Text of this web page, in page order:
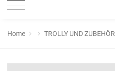
Home TROLLY UND ZUBEHÖR